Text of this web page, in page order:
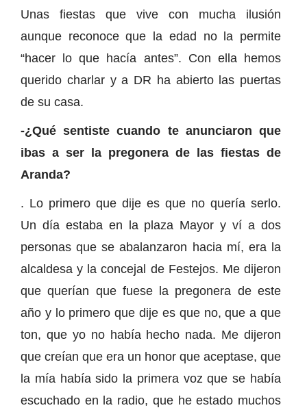
Unas fiestas que vive con mucha ilusión
aunque reconoce que la edad no la permite
“hacer lo que hacía antes”. Con ella hemos
querido charlar y a DR ha abierto las puertas
de su casa.
-¿Qué sentiste cuando te anunciaron que
ibas a ser la pregonera de las fiestas de
Aranda?
. Lo primero que dije es que no quería serlo.
Un día estaba en la plaza Mayor y ví a dos
personas que se abalanzaron hacia mí, era la
alcaldesa y la concejal de Festejos. Me dijeron
que querían que fuese la pregonera de este
año y lo primero que dije es que no, que a que
ton, que yo no había hecho nada. Me dijeron
que creían que era un honor que aceptase, que
la mía había sido la primera voz que se había
escuchado en la radio, que he estado muchos